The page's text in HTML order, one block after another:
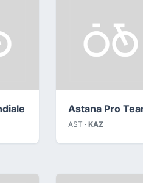
Astana Pro
AST · KAZ